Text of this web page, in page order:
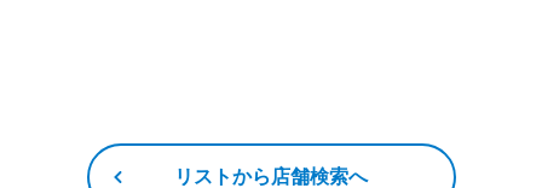
リストから店舗検索へ